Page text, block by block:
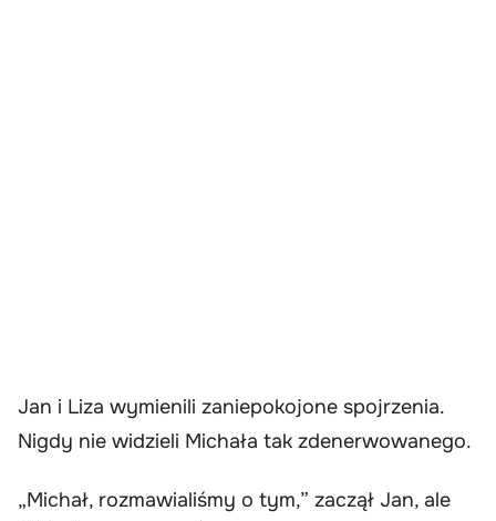
Jan i Liza wymienili zaniepokojone spojrzenia.
Nigdy nie widzieli Michała tak zdenerwowanego.
„Michał, rozmawialiśmy o tym,” zaczął Jan, ale